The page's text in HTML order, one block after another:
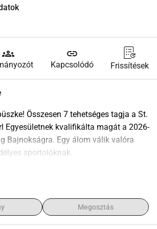
groups link
Kapcsolódó Frissítések
Összesen 7 tehetséges tagja a St.
Egyesületnek kvalifikálta magát a 2026-
Bajnokságra. Egy álom válik valóra
sportolóknak.
színpadon.
Egyesületünk ott erősen
Megosztás